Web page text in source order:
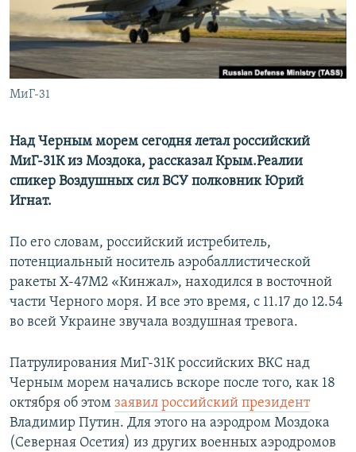
ПОБЕДИТЕЛЕЙ НЕ СУДЯТ?
КРЫМ.НЕПОКОРЕННЫЙ
ELIFBE
УКРАИНСКАЯ ПРОБЛЕМА КРЫМА
ПРИСОЕДИНЯЙТЕСЬ!
МиГ-31
Над Черным морем сегодня летал российский
МиГ-31К из Моздока, рассказал Крым.Реалии
спикер Воздушных сил ВСУ полковник Юрий
Игнат.
По его словам, российский истребитель,
потенциальный носитель аэробаллистической
ракеты Х-47М2 «Кинжал», находился в восточной
части Черного моря. И все это время, с 11.17 до 12.54
во всей Украине звучала воздушная тревога.
Патрулирования МиГ-31К российских ВКС над
Черным морем начались вскоре после того, как 18
октября об этом заявил российский президент
Владимир Путин. Для этого на аэродром Моздока
(Северная Осетия) из других военных аэродромов